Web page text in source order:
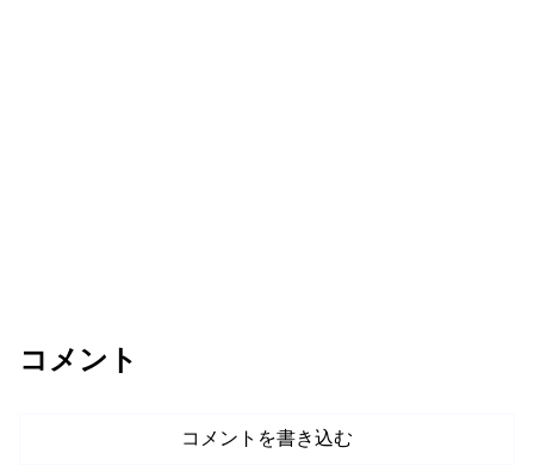
コメント
コメントを書き込む